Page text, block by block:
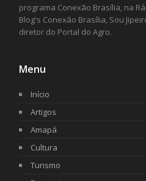
programa Conexão Brasília, na
Blog's Conexão Brasília, Sou
diretor do Portal do Agro.
Menu
Início
Artigos
Amapá
Cultura
Turismo